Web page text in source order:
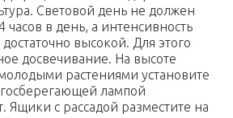
Световой день не должен
в день, а интенсивность
высокой. Для этого
досвечивание. На высоте
растениями установите
лампой
Ящики с рассадой разместите на